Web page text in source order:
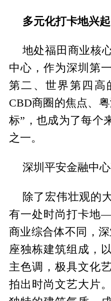
多元化打卡地兴
地处福田商业核
中心，作为深圳第
第二、世界第四高
CBD商圈的焦点、
标”，也成为了每个
之一。
深圳平安金融中心
除了宏伟壮观的
有一处时尚打卡地
商业综合体不同，
座独栋建筑组成，
主色调，极具文化
拍出时尚文艺大片